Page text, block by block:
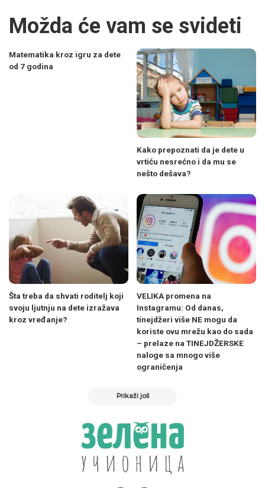
Možda će vam se svideti
Matematika kroz igru za dete
od 7 godina
Kako prepoznati da je dete u
vrtiću nesrećno i da mu se
nešto dešava?
Šta treba da shvati roditelj koji
svoju ljutnju na dete izražava
kroz vređanje?
VELIKA promena na
Instagramu: Od danas,
tinejdžeri više NE mogu da
koriste ovu mrežu kao do sada
– prelaze na TINEJDŽERSKE
naloge sa mnogo više
ograničenja
Prikaži još